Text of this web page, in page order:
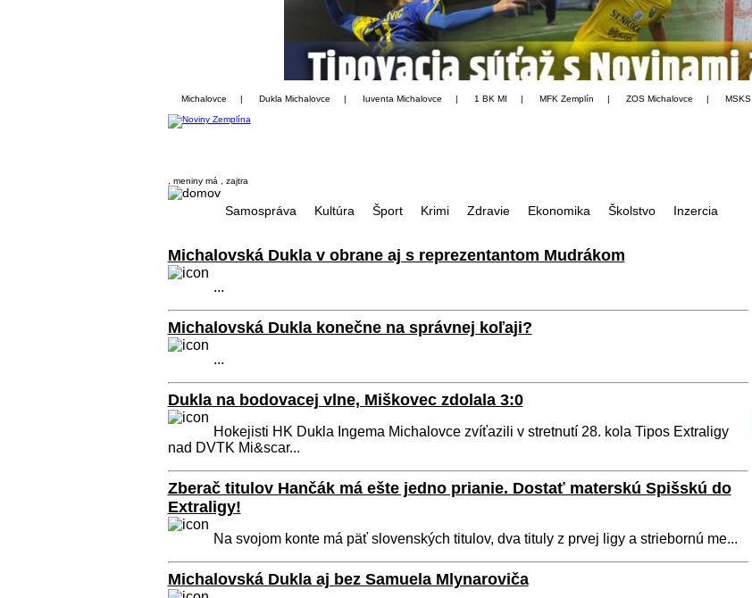
Michalovce | Dukla Michalovce | Iuventa Michalovce | 1 BK MI | MFK Zemplín | ZOS Michalovce | MSKS
, meniny má
, zajtra
Samospráva Kultúra Šport Krimi Zdravie Ekonomika Školstvo Inzercia
Michalovská Dukla v obrane aj s reprezentantom Mudrákom
...
Michalovská Dukla konečne na správnej koľaji?
...
Dukla na bodovacej vlne, Miškovec zdolala 3:0
Hokejisti HK Dukla Ingema Michalovce zvíťazili v stretnutí 28. kola Tipos Extraligy
nad DVTK Mi&scar...
Zberač titulov Hančák má ešte jedno prianie. Dostať materskú Spišskú do
Extraligy!
Na svojom konte má päť slovenských titulov, dva tituly z prvej ligy a striebornú me...
Michalovská Dukla aj bez Samuela Mlynaroviča